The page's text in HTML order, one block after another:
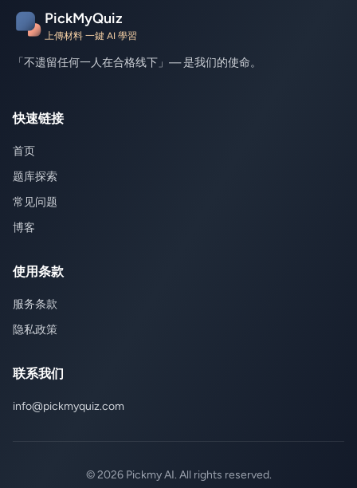
PickMyQuiz
上傳材料 一鍵 AI 學習
「不遗留任何一人在合格线下」— 是我们的使命。
快速链接
首页
题库探索
常见问题
博客
使用条款
服务条款
隐私政策
联系我们
info@pickmyquiz.com
© 2026 Pickmy AI. All rights reserved.